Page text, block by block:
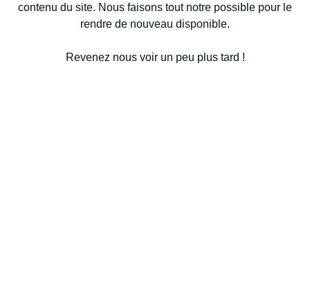
contenu du site. Nous faisons tout notre possible pour le
rendre de nouveau disponible.
Revenez nous voir un peu plus tard !